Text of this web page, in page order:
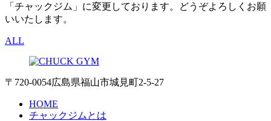
「チャックジム」に変更しております。どうぞよろしくお願
いいたします。
ALL
〒720-0054 広島県福山市城見町2-5-27
HOME
チャックジムとは